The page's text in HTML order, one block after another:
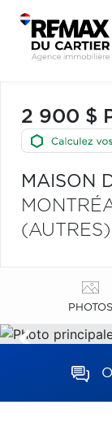
2 900 $
MAISON
(AUTRES)
PHOTOS